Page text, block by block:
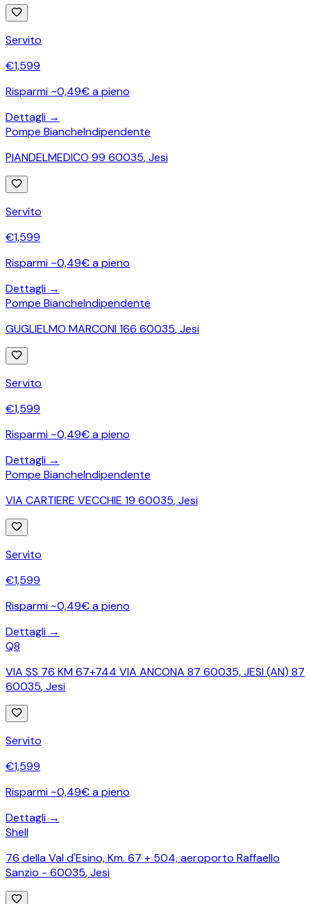
Servito
€1,599
Risparmi ~0,49€ a pieno
Dettagli →
Pompe BiancheIndipendente
PIANDELMEDICO 99 60035,Jesi
Servito
€1,599
Risparmi ~0,49€ a pieno
Dettagli →
Pompe BiancheIndipendente
GUGLIELMO MARCONI 166 60035,Jesi
Servito
€1,599
Risparmi ~0,49€ a pieno
Dettagli →
Pompe BiancheIndipendente
VIA CARTIERE VECCHIE 19 60035,Jesi
Servito
€1,599
Risparmi ~0,49€ a pieno
Dettagli →
Q8
VIA SS 76 KM 67+744 VIA ANCONA 87 60035, JESI (AN) 87
60035,Jesi
Servito
€1,599
Risparmi ~0,49€ a pieno
Dettagli →
Shell
76 della Val d'Esino, Km. 67 + 504, aeroporto Raffaello
Sanzio - 60035,Jesi